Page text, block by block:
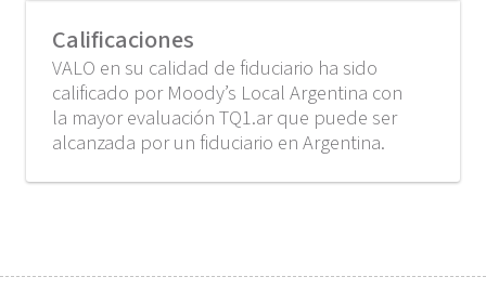
Calificaciones
VALO en su calidad de fiduciario ha sido
calificado por Moody’s Local Argentina con
la mayor evaluación TQ1.ar que puede ser
alcanzada por un fiduciario en Argentina.